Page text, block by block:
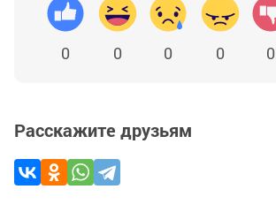
0 0 0 0 0
Расскажите друзьям